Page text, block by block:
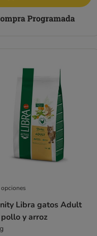
opciones
Libra gatos Adult
y arroz